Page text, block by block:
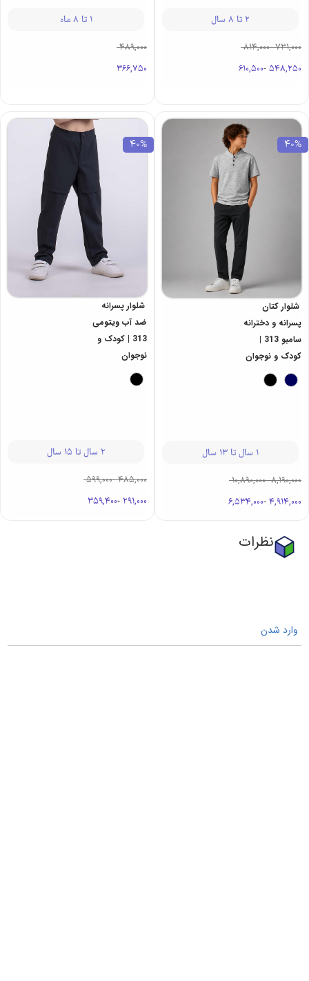
2 تا 8 سال
731,000
-
814,000
548,250
-
610,500
1 تا 8 ماه
489,000
366,750
40%
شلوار کتان
پسرانه و دخترانه
سامبو 313 |
کودک و نوجوان
1 سال تا 13 سال
8,190,000
-
10,890,000
4,914,000
-
6,534,000
40%
شلوار پسرانه
ضد آب ویتومی
313 | کودک و
نوجوان
2 سال تا 15 سال
485,000
-
599,000
291,000
-
359,400
نظرات
وارد شدن